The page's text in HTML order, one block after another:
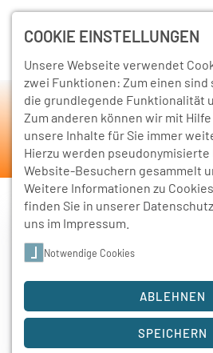
Home Schulleben
5. September 2024
Ausflug an den Filzteich
Am 05.09.2024 besuchten wir,
Filzteich in Schneeberg.…
Weiterlesen
COOKIE EINSTELLUNGEN
Unsere Webseite verwendet
zwei Funktionen: Zum einen
die grundlegende Funktionalität
Zum anderen können wir mit
unsere Inhalte für Sie immer
Hierzu werden pseudonymisierte
Website-Besuchern gesammelt
Weitere Informationen zu
finden Sie in unserer
uns im Impressum
Notwendige Cookies
ABLEHNEN
SPEICHERN